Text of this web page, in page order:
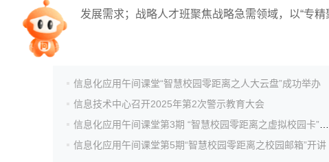
发展需求；战略人才班聚焦战略急需领域，以“专精
信息化应用午间课堂“智慧校园零距离之人大云盘”成功举办
信息技术中心召开2025年第2次警示教育大会
信息化应用午间课堂第5期“智慧校园零距离之校园邮箱”开讲
专家指导课